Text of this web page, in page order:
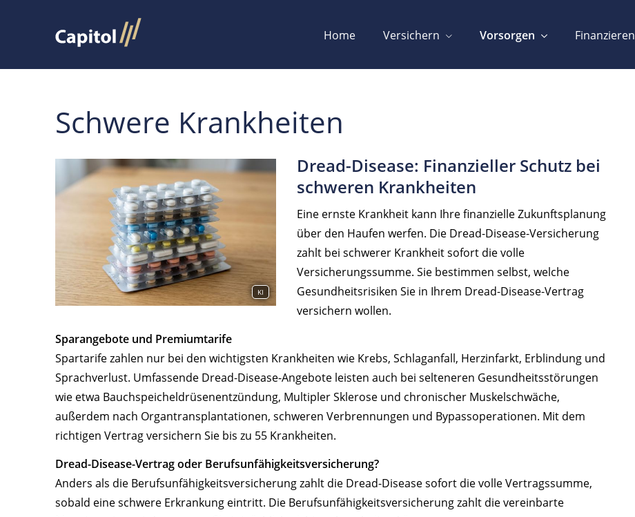
Home Versichern Vorsorgen Finanzieren
Schwere Krankheiten
KI
Dread-Disease: Finanzieller Schutz bei
schweren Krankheiten
Eine ernste Krankheit kann Ihre finanzielle Zukunftsplanung
über den Haufen werfen. Die Dread-Disease-Versicherung
zahlt bei schwerer Krankheit sofort die volle
Versicherungssumme. Sie bestimmen selbst, welche
Gesundheitsrisiken Sie in Ihrem Dread-Disease-Vertrag
versichern wollen.
Sparangebote und Premiumtarife
Spartarife zahlen nur bei den wichtigsten Krankheiten wie Krebs, Schlaganfall, Herzinfarkt, Erblindung und
Sprachverlust. Umfassende Dread-Disease-Angebote leisten auch bei selteneren Gesundheitsstörungen
wie etwa Bauchspeicheldrüsenentzündung, Multipler Sklerose und chronischer Muskelschwäche,
außerdem nach Organtransplantationen, schweren Verbrennungen und Bypassoperationen. Mit dem
richtigen Vertrag versichern Sie bis zu 55 Krankheiten.
Dread-Disease-Vertrag oder Berufsunfähigkeitsversicherung?
Anders als die Berufsunfähigkeitsversicherung zahlt die Dread-Disease sofort die volle Vertragssumme,
sobald eine schwere Erkrankung eintritt. Die Berufsunfähigkeitsversicherung zahlt die vereinbarte